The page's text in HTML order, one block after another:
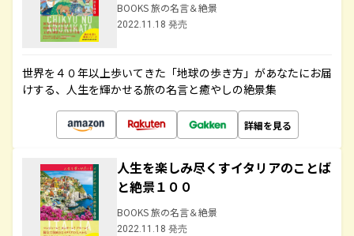
BOOKS 旅の名言＆絶景
2022.11.18 発売
世界を４０年以上歩いてきた「地球の歩き方」があなたにお届
けする、人生を輝かせる旅の名言と癒やしの絶景集
詳細を見る
人生を楽しみ尽くすイタリアのことば
と絶景１００
BOOKS 旅の名言＆絶景
2022.11.18 発売